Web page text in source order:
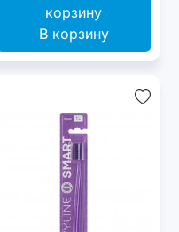
В корзину